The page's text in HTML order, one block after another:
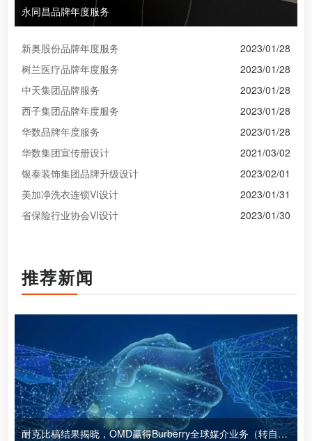
永同昌品牌年度服务
2023/01/28
新奥股份品牌年度服务
2023/01/28
树兰医疗品牌年度服务
2023/01/28
中天集团品牌服务
2023/01/28
西子集团品牌年度服务
2023/01/28
华数品牌年度服务
2021/03/02
华数集团宣传册设计
2023/02/01
银泰装饰集团品牌升级设计
2023/01/31
美加净洗衣连锁VI设计
2023/01/30
省保险行业协会VI设计
推荐新闻
耐克比稿结果揭晓，OMD赢得Burberry全球媒介业务（转自广告狂人日报）